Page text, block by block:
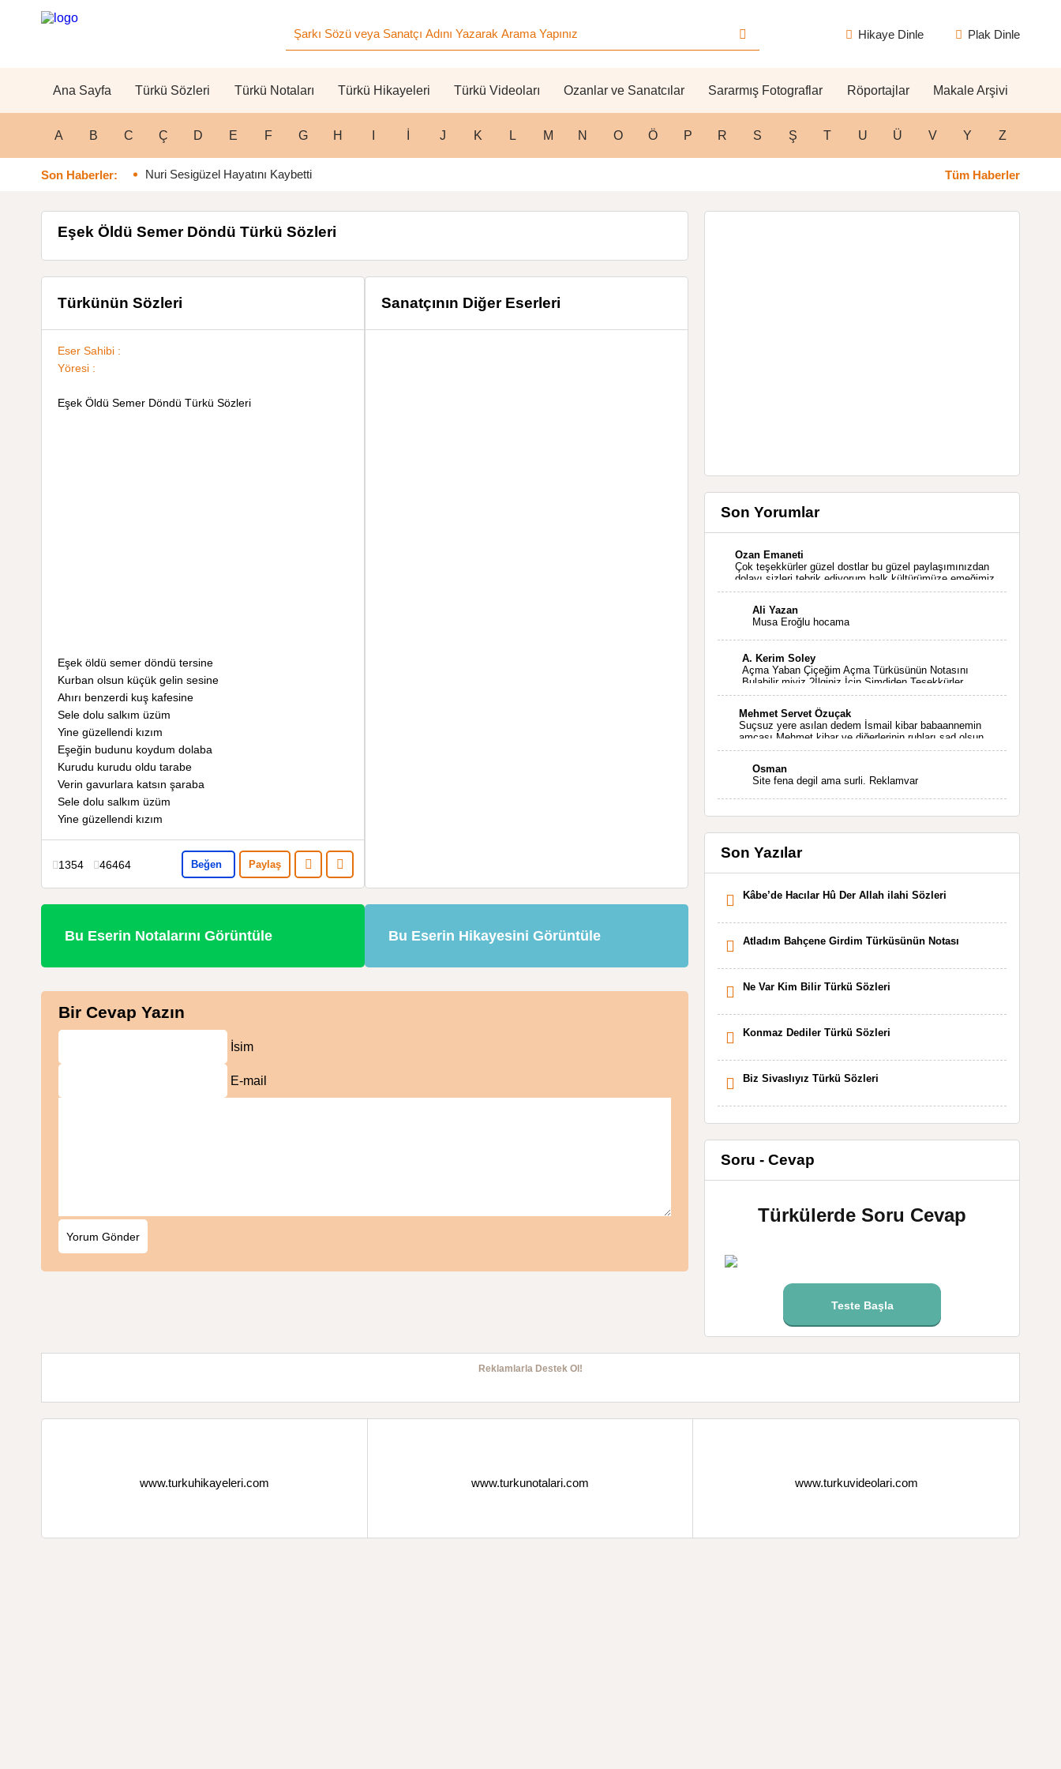
Hikaye Dinle Plak Dinle
Ana Sayfa Türkü Sözleri Türkü Notaları Türkü Hikayeleri Türkü Videoları Ozanlar ve Sanatcılar Sararmış Fotograflar Röportajlar Makale Arşivi
A B C Ç D E F G H J K L M N O Ö P R S Ş T U Ü V Y Z
Son Haberler: Nuri Sesigüzel Hayatını Kaybetti Tüm Haberler
Eşek Öldü Semer Döndü Türkü Sözleri
Türkünün Sözleri
Eser Sahibi :
Yöresi :
Eşek Öldü Semer Döndü Türkü Sözleri
Eşek öldü semer döndü tersine
Kurban olsun küçük gelin sesine
Ahırı benzerdi kuş kafesine
Sele dolu salkım üzüm
Yine güzellendi kızım
Eşeğin budunu koydum dolaba
Kurudu kurudu oldu tarabe
Verin gavurlara katsın şaraba
Sele dolu salkım üzüm
Yine güzellendi kızım
1354 46464 Beğen Paylaş
Sanatçının Diğer Eserleri
Bu Eserin Notalarını Görüntüle Bu Eserin Hikayesini Görüntüle
Bir Cevap Yazın
İsim
E-mail
Son Yorumlar
Ozan Emaneti
Çok teşekkürler güzel dostlar bu güzel paylaşımınızdan
dolayı sizleri tebrik ediyorum halk kültürümüze emeğimiz
geçti ise ne mutlu bizlere sizlerin sayesinde türkülerimiz
Ali Yazan
Musa Eroğlu hocama
A. Kerim Soley
Açma Yaban Çiçeğim Açma Türküsünün Notasını
Bulabilir miyiz ?İlginiz İçin Şimdiden Teşekkürler.
Mehmet Servet Özuçak
Suçsuz yere asılan dedem İsmail kibar babaannemin
amcası Mehmet kibar ve diğerlerinin ruhları şad olsun.
Kahrolsun Cemal paşa
Osman
Site fena degil ama surli. Reklamvar
Son Yazılar
Kâbe’de Hacılar Hû Der Allah ilahi Sözleri
Atladım Bahçene Girdim Türküsünün Notası
Ne Var Kim Bilir Türkü Sözleri
Konmaz Dediler Türkü Sözleri
Biz Sivaslıyız Türkü Sözleri
Soru - Cevap
Türkülerde Soru Cevap
Teste Başla
Reklamlarla Destek Ol!
www.turkuhikayeleri.com www.turkunotalari.com www.turkuvideolari.com